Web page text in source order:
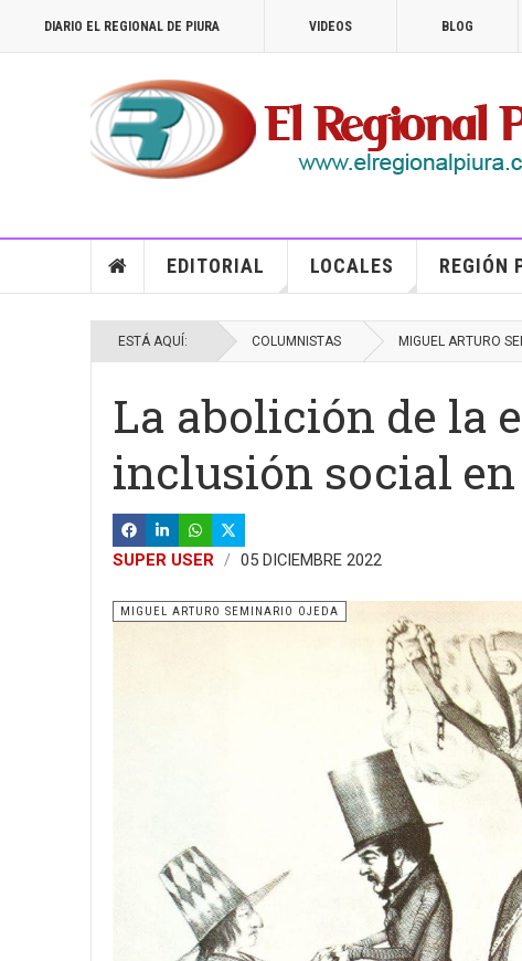
DIARIO EL REGIONAL DE PIURA VIDEOS BLOG
EDITORIAL LOCALES REGIÓN
ESTÁ AQUÍ: COLUMNISTAS MIGUEL ARTURO
La abolición de la
inclusión social
SUPER USER 05 DICIEMBRE 2022
MIGUEL ARTURO SEMINARIO OJEDA